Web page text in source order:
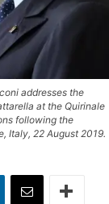
addresses the
at the Quirinale
following the
Italy, 22 August 2019.